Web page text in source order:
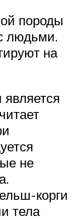
породы
людьми.
на
является
не
корги
тела